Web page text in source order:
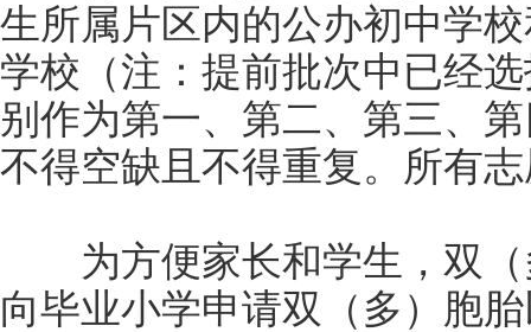
生所属片区内的公办初中学
学校（注：提前批次中已经
别作为第一、第二、第三、
不得空缺且不得重复。所有
为方便家长和学生，双（
向毕业小学申请双（多）胞